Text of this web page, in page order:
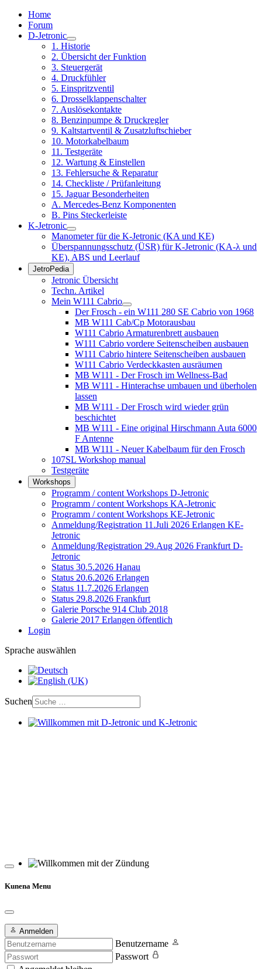
Home
Forum
D-Jetronic
1. Historie
2. Übersicht der Funktion
3. Steuergerät
4. Druckfühler
5. Einspritzventil
6. Drosselklappenschalter
7. Auslösekontakte
8. Benzinpumpe & Druckregler
9. Kaltstartventil & Zusatzluftschieber
10. Motorkabelbaum
11. Testgeräte
12. Wartung & Einstellen
13. Fehlersuche & Reparatur
14. Checkliste / Prüfanleitung
15. Jaguar Besonderheiten
A. Mercedes-Benz Komponenten
B. Pins Steckerleiste
K-Jetronic
Manometer für die K-Jetronic (KA und KE)
Überspannungsschutz (ÜSR) für K-Jetronic (KA-λ und
KE), ABS und Leerlauf
JetroPedia
Jetronic Übersicht
Techn. Artikel
Mein W111 Cabrio
Der Frosch - ein W111 280 SE Cabrio von 1968
MB W111 Cab/Cp Motorausbau
W111 Cabrio Armaturenbrett ausbauen
W111 Cabrio vordere Seitenscheiben ausbauen
W111 Cabrio hintere Seitenscheiben ausbauen
W111 Cabrio Verdeckkasten ausräumen
MB W111 - Der Frosch im Wellness-Bad
MB W111 - Hinterachse umbauen und überholen
lassen
MB W111 - Der Frosch wird wieder grün
beschichtet
MB W111 - Eine original Hirschmann Auta 6000
F Antenne
MB W111 - Neuer Kabelbaum für den Frosch
107SL Workshop manual
Testgeräte
Workshops
Programm / content Workshops D-Jetronic
Programm / content Workshops KA-Jetronic
Programm / content Workshops KE-Jetronic
Anmeldung/Registration 11.Juli 2026 Erlangen KE-
Jetronic
Anmeldung/Registration 29.Aug 2026 Frankfurt D-
Jetronic
Status 30.5.2026 Hanau
Status 20.6.2026 Erlangen
Status 11.7.2026 Erlangen
Status 29.8.2026 Frankfurt
Galerie Porsche 914 Club 2018
Galerie 2017 Erlangen öffentlich
Login
Sprache auswählen
Suchen
Kunena Menu
Anmelden
Benutzername
Passwort